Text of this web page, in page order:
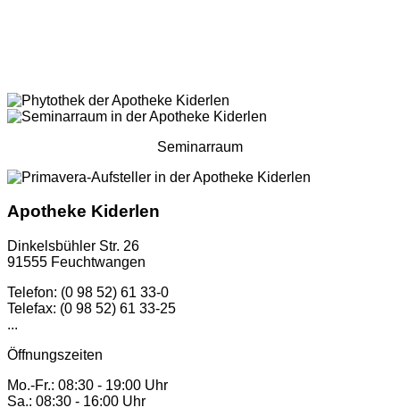
Seminarraum
Apotheke Kiderlen
Dinkelsbühler Str. 26
91555 Feuchtwangen
Telefon: (0 98 52) 61 33-0
Telefax: (0 98 52) 61 33-25
...
Öffnungszeiten
Mo.-Fr.: 08:30 - 19:00 Uhr
Sa.: 08:30 - 16:00 Uhr